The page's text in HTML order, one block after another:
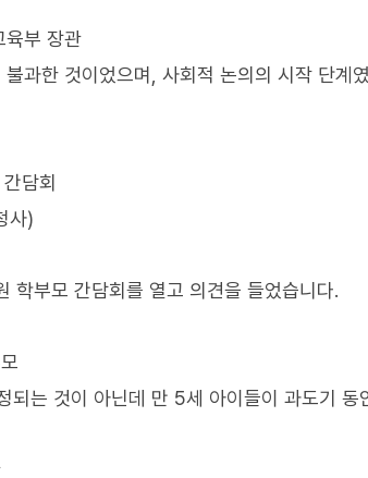
부 장관
과한 것이었으며, 사회적 논의의 시작 단계
담회
사)
학부모 간담회를 열고 의견을 들었습니다.
되는 것이 아닌데 만 5세 아이들이 과도기 동